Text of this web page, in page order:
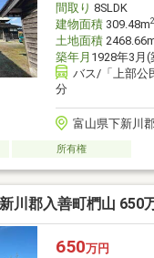
間取り 8SLDK
建物面積309.48m2
土地面積
築年月 1928年3月
バス/「上部公
分
富山県下新川
所有権
川郡入善町椚山 650
650万円